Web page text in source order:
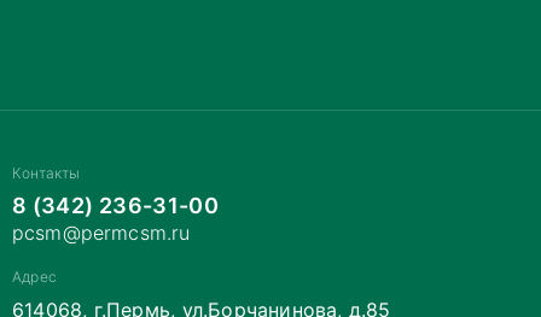
Контакты
8 (342) 236-31-00
pcsm@permcsm.ru
Адрес
614068, г.Пермь, ул.Борчанинова, д.85